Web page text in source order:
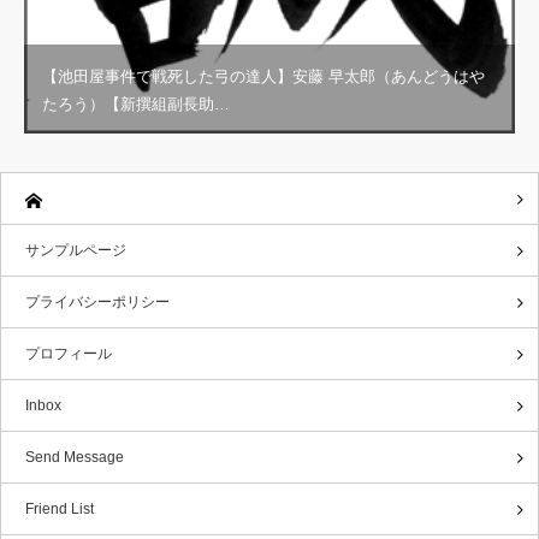
【池田屋事件で戦死した弓の達人】安藤 早太郎（あんどうはや
たろう）【新撰組副長助…
サンプルページ
プライバシーポリシー
プロフィール
Inbox
Send Message
Friend List